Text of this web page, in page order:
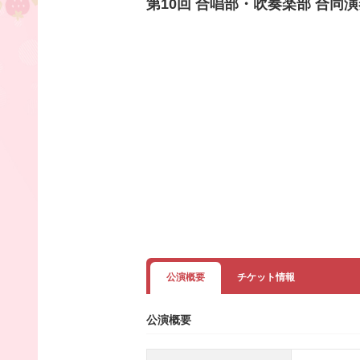
第10回 合唱部・吹奏楽部 合同
公演概要 チケット情報
公演概要